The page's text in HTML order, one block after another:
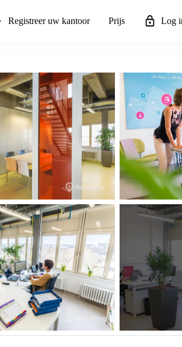
Registreer uw kantoor Prijs Log